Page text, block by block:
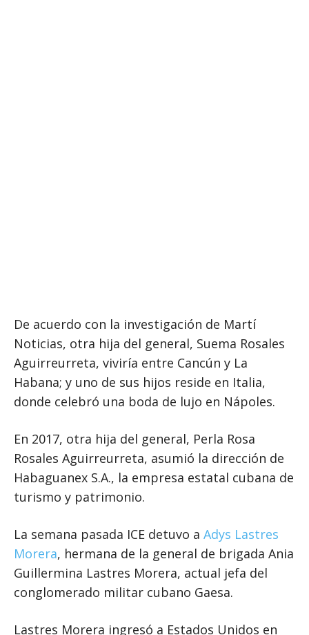
De acuerdo con la investigación de Martí
Noticias, otra hija del general, Suema Rosales
Aguirreurreta, viviría entre Cancún y La
Habana; y uno de sus hijos reside en Italia,
donde celebró una boda de lujo en Nápoles.
En 2017, otra hija del general, Perla Rosa
Rosales Aguirreurreta, asumió la dirección de
Habaguanex S.A., la empresa estatal cubana de
turismo y patrimonio.
La semana pasada ICE detuvo a Adys Lastres
Morera, hermana de la general de brigada Ania
Guillermina Lastres Morera, actual jefa del
conglomerado militar cubano Gaesa.
Lastres Morera ingresó a Estados Unidos en